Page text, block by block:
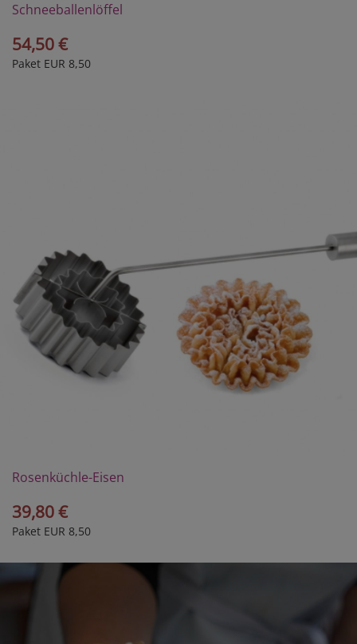
Schneeballenlöffel
54,50 €
Paket EUR 8,50
Rosenküchle-Eisen
39,80 €
Paket EUR 8,50